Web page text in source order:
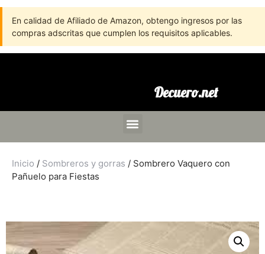
En calidad de Afiliado de Amazon, obtengo ingresos por las
compras adscritas que cumplen los requisitos aplicables.
Decuero.net
Inicio / Sombreros y gorras / Sombrero Vaquero con
Pañuelo para Fiestas